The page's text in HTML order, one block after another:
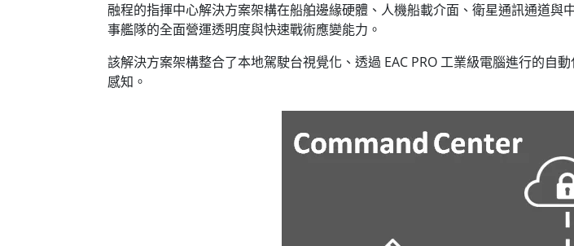
融程的指揮中心解決方案架構在船舶邊緣硬體、人機船載介面、衛星通訊通道
事艦隊的全面營運透明度與快速戰術應變能力。
該解決方案架構整合了本地駕駛台視覺化、透過 EAC PRO 工業級電腦進行的自
感知。